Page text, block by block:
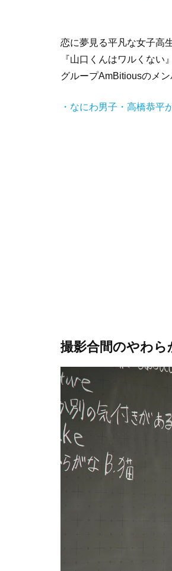
恋に夢見る平凡な女子高
『山口くんはワルくな
グループAmBitiousのメ
・なにわ男子・高橋恭平
撮影合間のやわら